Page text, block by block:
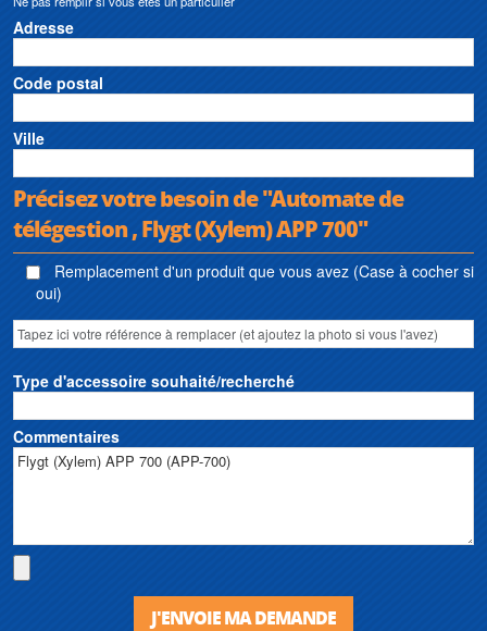
Adresse
Code postal
Ville
Précisez votre besoin de "Automate de
télégestion , Flygt (Xylem) APP 700"
Remplacement d'un produit que vous avez (Case à cocher si
oui)
Type d'accessoire souhaité/recherché
Commentaires
J'ENVOIE MA DEMANDE